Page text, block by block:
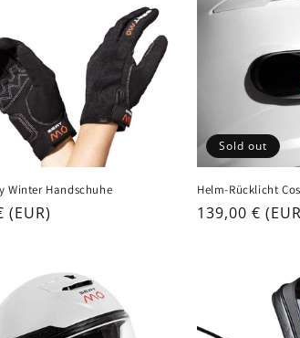
Winter Handschuhe
(EUR)
Sold out
Helm-Rücklicht
Regular
139,00 €